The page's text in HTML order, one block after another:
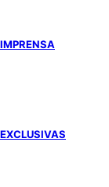
IMPRENSA
EXCLUSIVAS